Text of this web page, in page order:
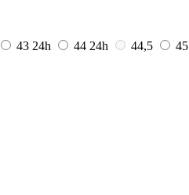
43 24h 44 24h 44,5
45